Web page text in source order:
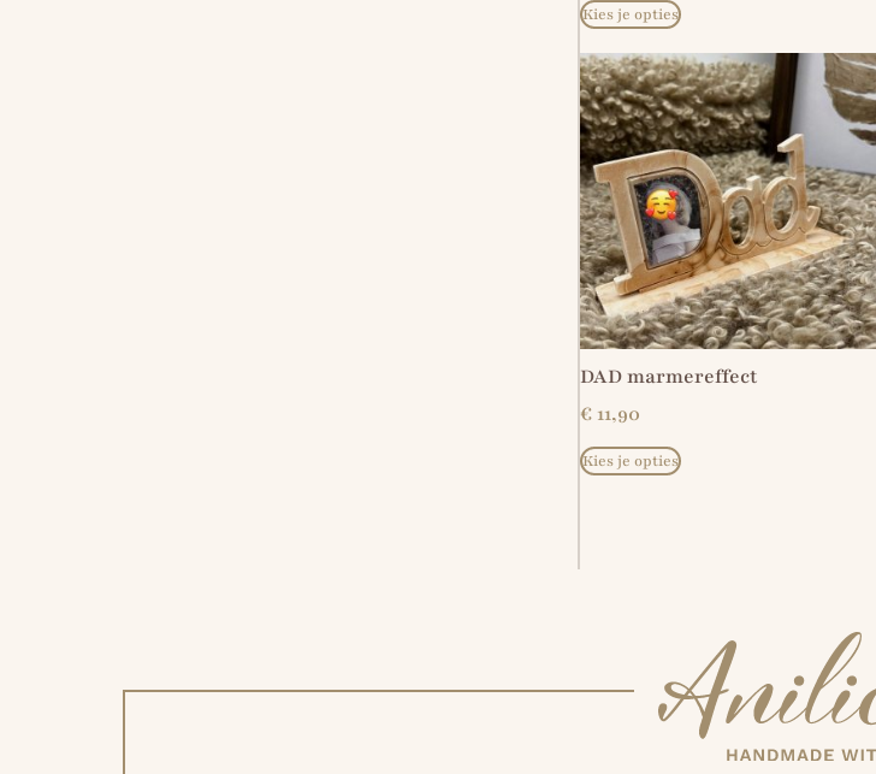
Kies je opties
DAD marmereffect
€11,90
Kies je opties